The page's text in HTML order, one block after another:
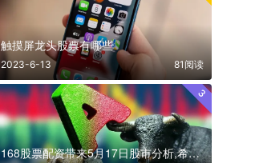
触摸屏龙头股票有哪些
2023-6-13 81阅读
3
168股票配资带来5月17日股市分析,希望明天收阳